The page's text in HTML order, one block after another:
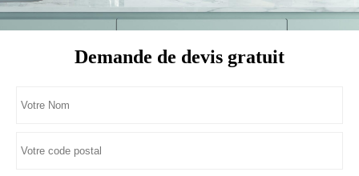
Demande de devis gratuit